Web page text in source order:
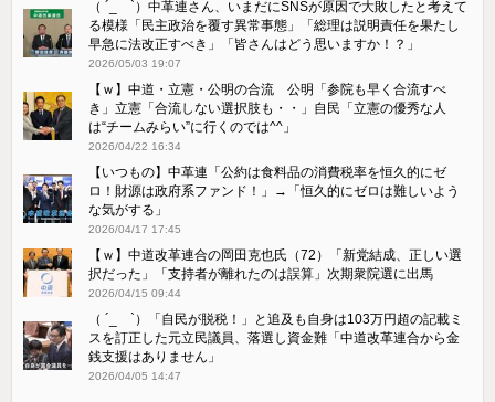
（ ´_ゝ`）中革連さん、いまだにSNSが原因で大敗したと考えて
る模様「民主政治を覆す異常事態」「総理は説明責任を果たし
早急に法改正すべき」「皆さんはどう思いますか！？」
2026/05/03 19:07
【ｗ】中道・立憲・公明の合流 公明「参院も早く合流すべ
き」立憲「合流しない選択肢も・・」自民「立憲の優秀な人
は“チームみらい”に行くのでは^^」
2026/04/22 16:34
【いつもの】中革連「公約は食料品の消費税率を恒久的にゼ
ロ！財源は政府系ファンド！」→「恒久的にゼロは難しいよう
な気がする」
2026/04/17 17:45
【ｗ】中道改革連合の岡田克也氏（72）「新党結成、正しい選
択だった」「支持者が離れたのは誤算」次期衆院選に出馬
2026/04/15 09:44
（ ´_ゝ`）「自民が脱税！」と追及も自身は103万円超の記載ミ
スを訂正した元立民議員、落選し資金難「中道改革連合から金
銭支援はありません」
2026/04/05 14:47